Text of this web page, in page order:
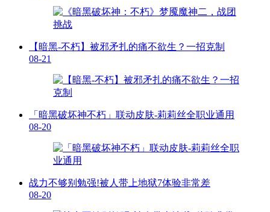
【暗黑-不朽】被邪矛扎的痛不欲生？一招克制
08-21
「暗黑破坏神不朽」联动皮肤-莉莉丝全职业通用
08-20
战力不够别勉强!被人带上地狱7体验非常差
08-20